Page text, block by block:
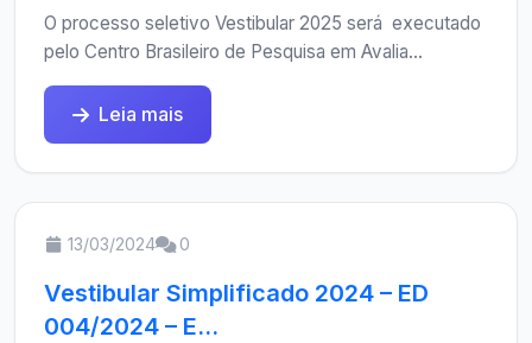
O processo seletivo Vestibular 2025 será executado
pelo Centro Brasileiro de Pesquisa em Avalia...
Leia mais
13/03/2024 0
Vestibular Simplificado 2024 – ED
004/2024 – E...